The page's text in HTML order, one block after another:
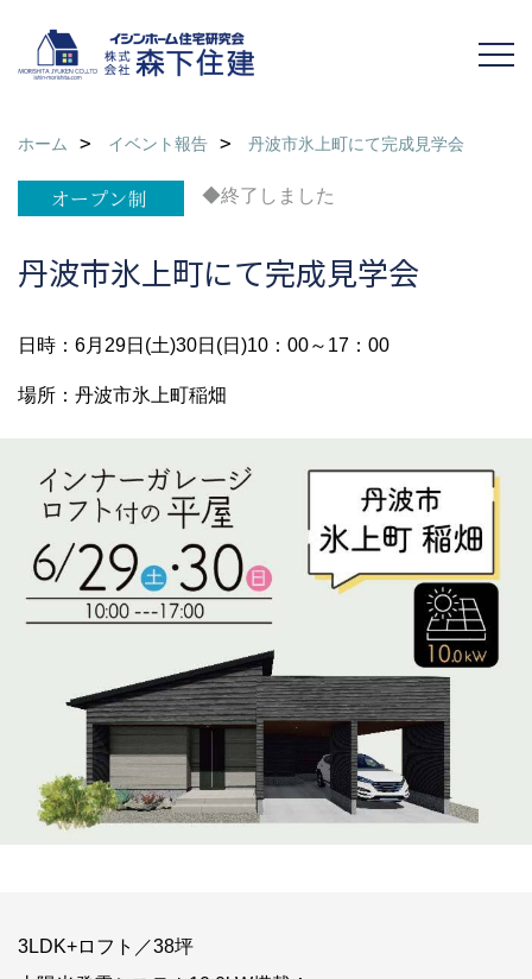
ホーム イベント報告 丹波市氷上町にて完成見学会
◆終了しました
丹波市氷上町にて完成見学会
日時：6月29日(土)30日(日)10：00～17：00
場所：丹波市氷上町稲畑
3LDK+ロフト／38坪